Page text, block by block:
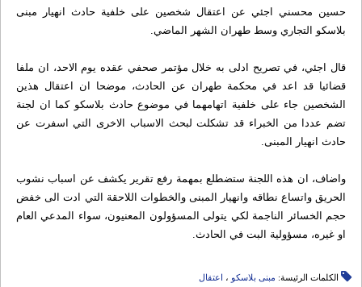
حسين محسني اجئي عن اعتقال شخصين على خلفية حادث انهيار مبنى
بلاسكو التجاري وسط طهران الشهر الماضي.
قال اجئي، في تصريح ادلى به خلال مؤتمر صحفي عقده يوم الاحد، ان ملفا
قضائيا قد اعد في محكمة طهران عن الحادث، موضحا ان اعتقال هذين
الشخصين جاء على خلفية اتهامهما في موضوع حادث بلاسكو كما ان لجنة
تضم عددا من الخبراء قد تشكلت لبحث الاسباب الاخرى التي اسفرت عن
حادث انهيار المبنى.
واضاف، ان هذه اللجنة ستضطلع بمهمة رفع تقرير يكشف عن اسباب نشوب
الحريق واتساع نطاقه وانهيار المبنى والخطوات اللاحقة التي ادت الى خفض
حجم الخسائر الناجمة لكي يتولى المسؤولون المعنيون، سواء المدعي العام
او غيره، مسؤولية البت في الحادث.
الكلمات الرئيسة: مبنى بلاسکو ، اعتقال